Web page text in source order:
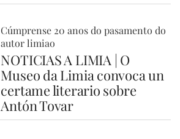
Cúmprense 20 anos do pasamento do
autor limiao
NOTICIAS A LIMIA | O
Museo da Limia convoca un
certame literario sobre
Antón Tovar